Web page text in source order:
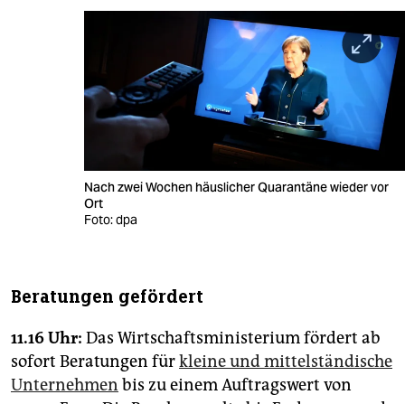
Nach zwei Wochen häuslicher Quarantäne wieder vor
Ort
Foto: dpa
Beratungen gefördert
11.16 Uhr: Das Wirtschaftsministerium fördert ab
sofort Beratungen fürkleine und mittelständische
Unternehmen bis zu einem Auftragswert von